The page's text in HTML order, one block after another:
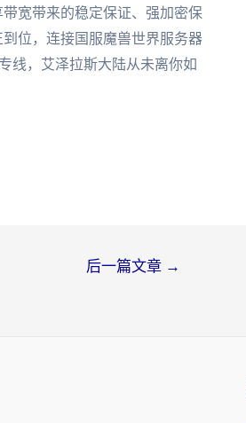
宽带来的稳定保证、强加密保
位，连接国服魔兽世界服务器
线，艾泽拉斯大陆从未离你如
后一篇文章 →